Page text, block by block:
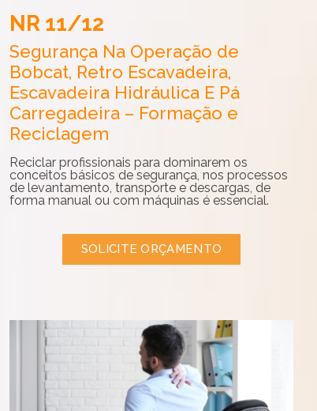
NR 11/12
Segurança Na Operação de
Bobcat, Retro Escavadeira,
Escavadeira Hidráulica E Pá
Carregadeira – Formação e
Reciclagem
Reciclar profissionais para dominarem os
conceitos básicos de segurança, nos processos
de levantamento, transporte e descargas, de
forma manual ou com máquinas é essencial.
SOLICITE ORÇAMENTO